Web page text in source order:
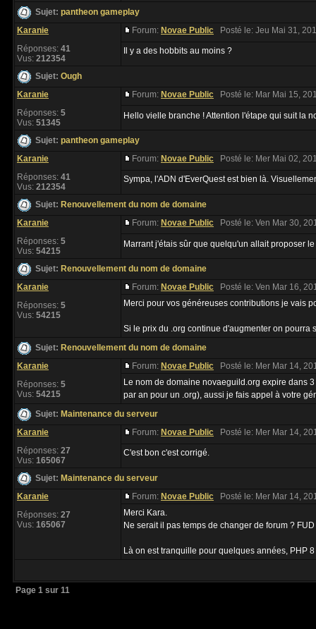
Sujet: pantheon gameplay
Karanie
Réponses: 41
Vus: 212354
Forum: Novae Public Posté le: Jeu Mai 31,
Il y a des hobbits au moins ?
Sujet: Ough
Karanie
Réponses: 5
Vus: 51345
Forum: Novae Public Posté le: Mar Mai 15,
Hello vielle branche ! Attention l'étape qui suit la
Sujet: pantheon gameplay
Karanie
Réponses: 41
Vus: 212354
Forum: Novae Public Posté le: Mer Mai 02,
Sympa, l'ADN d'EverQuest est bien là.
Sujet: Renouvellement du nom de domaine
Karanie
Réponses: 5
Vus: 54215
Forum: Novae Public Posté le: Ven Mar 30,
Marrant j'étais sûr que quelqu'un allait proposer
Sujet: Renouvellement du nom de domaine
Karanie
Réponses: 5
Vus: 54215
Forum: Novae Public Posté le: Ven Mar 16,
Merci pour vos généreuses contributions je vais
Si le prix du .org continue d'augmenter on pourra
Sujet: Renouvellement du nom de domaine
Karanie
Réponses: 5
Vus: 54215
Forum: Novae Public Posté le: Mer Mar 14,
Le nom de domaine novaeguild.org expire dans
par an pour un .org), aussi je fais appel à votre
Sujet: Maintenance du serveur
Karanie
Réponses: 27
Vus: 165067
Forum: Novae Public Posté le: Mer Mar 14,
C'est bon c'est corrigé.
Sujet: Maintenance du serveur
Karanie
Réponses: 27
Vus: 165067
Forum: Novae Public Posté le: Mer Mar 14,
Merci Kara.
Ne serait il pas temps de changer de forum ? FUD
Là on est tranquille pour quelques années, PHP
Page 1 sur 11